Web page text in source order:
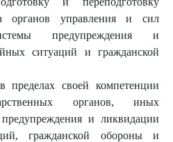
органов управления и сил
предупреждения и
ситуаций и гражданской
пределах своей компетенции
органов, иных
и ликвидации
гражданской обороны и